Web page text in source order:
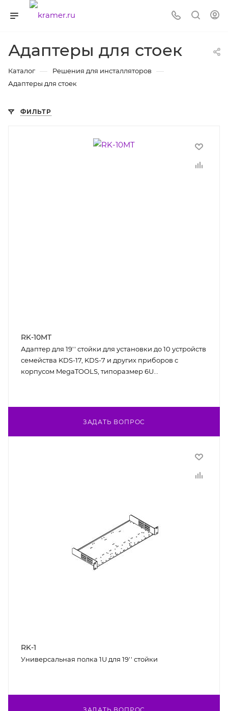
Адаптеры для стоек
Каталог — Решения для инсталляторов —
Адаптеры для стоек
ФИЛЬТР
RK-10MT
Адаптер для 19'' стойки для установки до 10 устройств
семейства KDS-17, KDS-7 и других приборов с
корпусом MegaTOOLS, типоразмер 6U...
ЗАДАТЬ ВОПРОС
RK-1
Универсальная полка 1U для 19'' стойки